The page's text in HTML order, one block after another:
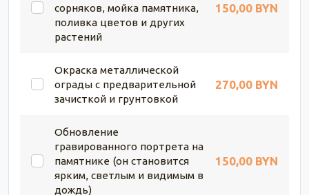
сорняков, мойка памятника,
поливка цветов и других
растений
150,00 BYN
Окраска металлической
ограды с предварительной
зачисткой и грунтовкой
270,00 BYN
Обновление
гравированного портрета на
памятнике (он становится
ярким, светлым и видимым в
дождь)
150,00 BYN